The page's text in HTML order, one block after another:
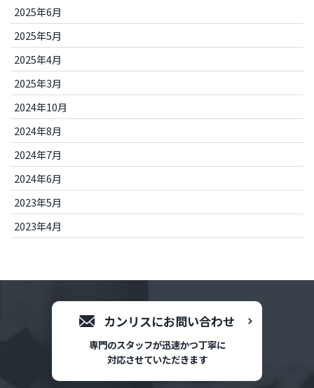
2025年6月
2025年5月
2025年4月
2025年3月
2024年10月
2024年8月
2024年7月
2024年6月
2023年5月
2023年4月
カンリスにお問い合わせ
専門のスタッフが迅速かつ丁寧に
対応させていただきます